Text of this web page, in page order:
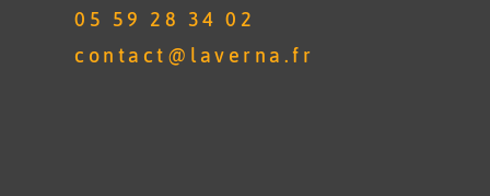
05 59 28 34 02
contact@laverna.fr